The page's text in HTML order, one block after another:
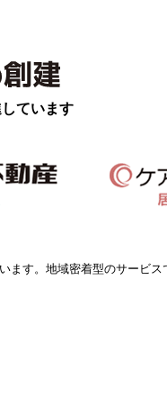
ています
す。地域密着型のサービ